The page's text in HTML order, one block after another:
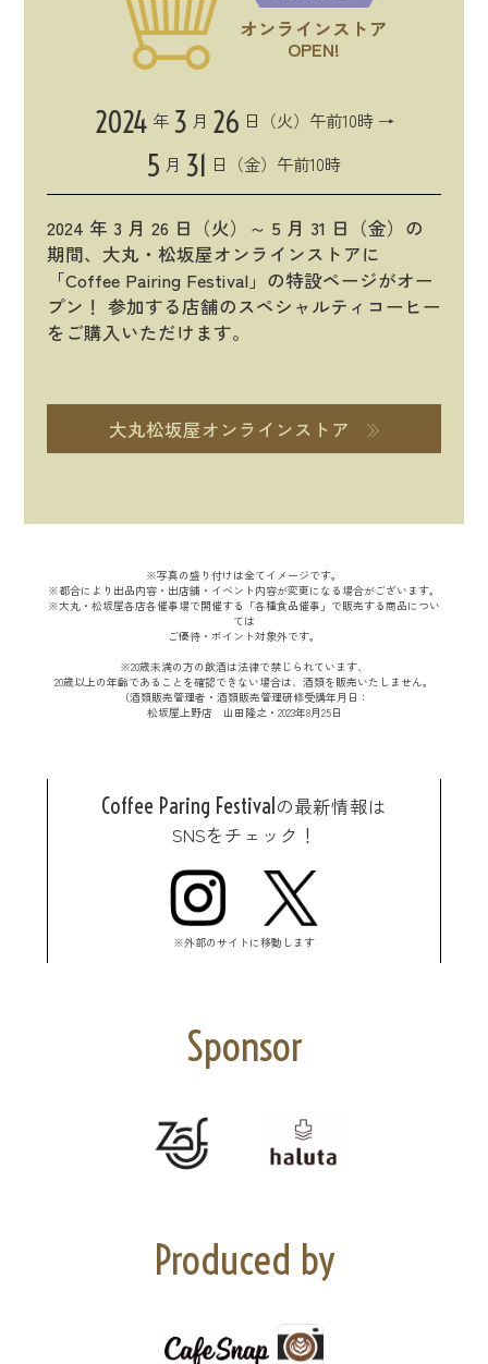
オンラインストア
OPEN!
2024 年 3 月 26 日（火）午前10時 →
5 月 31 日（金）午前10時
2024 年 3 月 26 日（火）～ 5 月 31 日（金）の
期間、大丸・松坂屋オンラインストアに
「Coffee Pairing Festival」の特設ページがオー
プン！ 参加する店舗のスペシャルティコーヒー
をご購入いただけます。
大丸松坂屋オンラインストア
※写真の盛り付けは全てイメージです。
※都合により出品内容・出店舗・イベント内容が変更になる場合がございます。
※大丸・松坂屋各店各催事場で開催する「各種食品催事」で販売する商品につい
ては
ご優待・ポイント対象外です。
※20歳未満の方の飲酒は法律で禁じられています、
20歳以上の年齢であることを確認できない場合は、酒類を販売いたしません。
（酒類販売管理者・酒類販売管理研修受講年月日：
松坂屋上野店 山田隆之・2023年8月25日
Coffee Paring Festivalの最新情報は
SNSをチェック！
※外部のサイトに移動します
Sponsor
Produced by